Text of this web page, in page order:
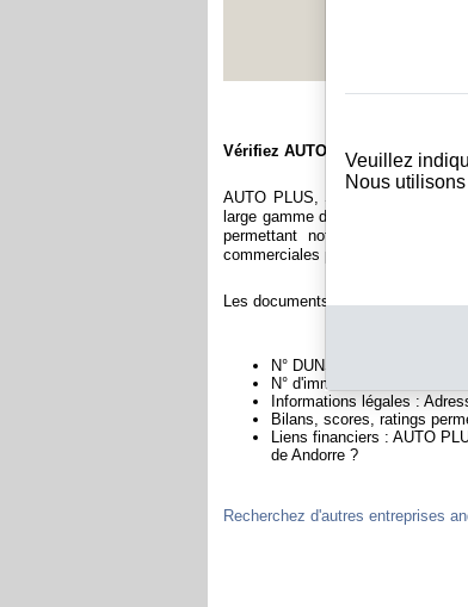
Vérifiez AUTO PLUS, SLU
AUTO PLUS, SLU est
large gamme de documents et de
permettant notamment de
commerciales permettant
Les documents sur AUTO PLUS,
N° DUNS : Ce N° est un
N° d'immatriculation en
Informations légales :
Bilans, scores, ratings
Liens financiers : AUTO
de Andorre ?
Recherchez d'autres entreprises
Veuillez
Nous